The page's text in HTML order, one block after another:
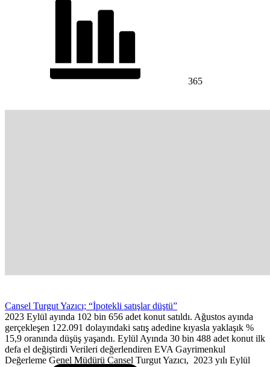
365
Cansel Turgut Yazıcı; “İpotekli satışlar düştü”
2023 Eylül ayında 102 bin 656 adet konut satıldı. Ağustos ayında
gerçekleşen 122.091 dolayındaki satış adedine kıyasla yaklaşık %
15,9 oranında düşüş yaşandı. Eylül Ayında 30 bin 488 adet konut ilk
defa el değiştirdi Verileri değerlendiren EVA Gayrimenkul
Değerleme Genel Müdürü Cansel Turgut Yazıcı, 2023 yılı Eylül